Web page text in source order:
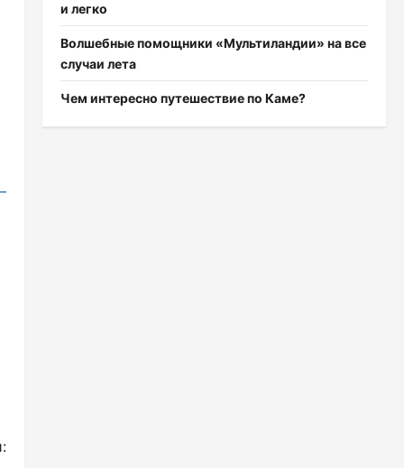
и легко
Волшебные помощники «Мультиландии» на все
случаи лета
Чем интересно путешествие по Каме?